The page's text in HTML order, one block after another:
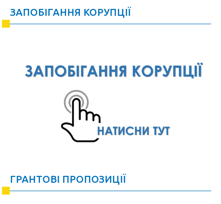
ЗАПОБІГАННЯ КОРУПЦІЇ
ГРАНТОВІ ПРОПОЗИЦІЇ